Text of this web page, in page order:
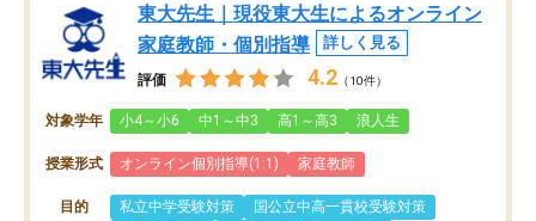
東大先生｜現役東大生によるオンライン
家庭教師・個別指導
詳しく見る
評価 4.2 （10件）
対象学年 小4～小6 中1～中3 高1～高3 浪人生
授業形式 オンライン個別指導(1:1) 家庭教師
目的 私立中学受験対策
国公立中高一貫校受験対策